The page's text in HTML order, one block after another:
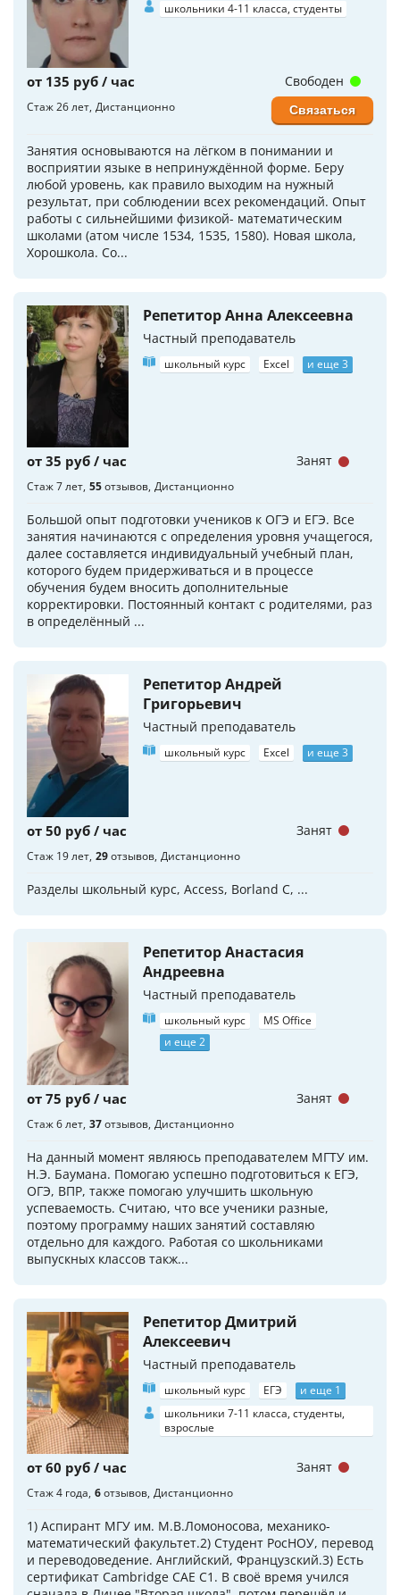
школьники 4-11 класса, студенты
от 135 руб / час
Стаж 26 лет Дистанционно
Занятия основываются на лёгком в понимании и
восприятии языке в непринуждённой форме. Беру
любой уровень, как правило выходим на нужный
результат, при соблюдении всех рекомендаций. Опыт
работы с сильнейшими физикой- математическим
школами (атом числе 1534, 1535, 1580). Новая школа,
Хорошкола. Со...
Свободен
Связаться
Репетитор Анна Алексеевна
Частный преподаватель
школьный курс Excel и еще 3
от 35 руб / час
Стаж 7 лет 55отзывов Дистанционно
Большой опыт подготовки учеников к ОГЭ и ЕГЭ. Все
занятия начинаются с определения уровня учащегося,
далее составляется индивидуальный учебный план,
которого будем придерживаться и в процессе
обучения будем вносить дополнительные
корректировки. Постоянный контакт с родителями, раз
в определённый ...
Занят
Репетитор Андрей
Григорьевич
Частный преподаватель
школьный курс Excel и еще 3
от 50 руб / час
Стаж 19 лет 29отзывов Дистанционно
Разделы школьный курс, Access, Borland C, ...
Занят
Репетитор Анастасия
Андреевна
Частный преподаватель
школьный курс
MS Office
и еще 2
от 75 руб / час
Стаж 6 лет 37отзывов Дистанционно
На данный момент являюсь преподавателем МГТУ им.
Н.Э. Баумана. Помогаю успешно подготовиться к ЕГЭ,
ОГЭ, ВПР, также помогаю улучшить школьную
успеваемость. Считаю, что все ученики разные,
поэтому программу наших занятий составляю
отдельно для каждого. Работая со школьниками
выпускных классов такж...
Занят
Репетитор Дмитрий
Алексеевич
Частный преподаватель
школьный курс ЕГЭ
и еще 1
школьники 7-11 класса, студенты,
взрослые
от 60 руб / час
Стаж 4 года 6отзывов Дистанционно
1) Аспирант МГУ им. М.В.Ломоносова, механико-
математический факультет.2) Студент РосНОУ, перевод
и переводоведение. Английский, Французский.3) Есть
сертификат Cambridge CAE C1. В своё время учился
Занят